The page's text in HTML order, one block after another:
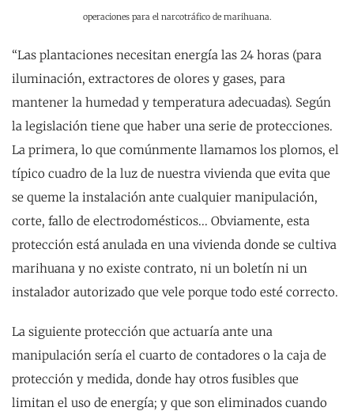
operaciones para el narcotráfico de marihuana.
“Las plantaciones necesitan energía las 24 horas (para
iluminación, extractores de olores y gases, para
mantener la humedad y temperatura adecuadas). Según
la legislación tiene que haber una serie de protecciones.
La primera, lo que comúnmente llamamos los plomos, el
típico cuadro de la luz de nuestra vivienda que evita que
se queme la instalación ante cualquier manipulación,
corte, fallo de electrodomésticos... Obviamente, esta
protección está anulada en una vivienda donde se cultiva
marihuana y no existe contrato, ni un boletín ni un
instalador autorizado que vele porque todo esté correcto.
La siguiente protección que actuaría ante una
manipulación sería el cuarto de contadores o la caja de
protección y medida, donde hay otros fusibles que
limitan el uso de energía; y que son eliminados cuando